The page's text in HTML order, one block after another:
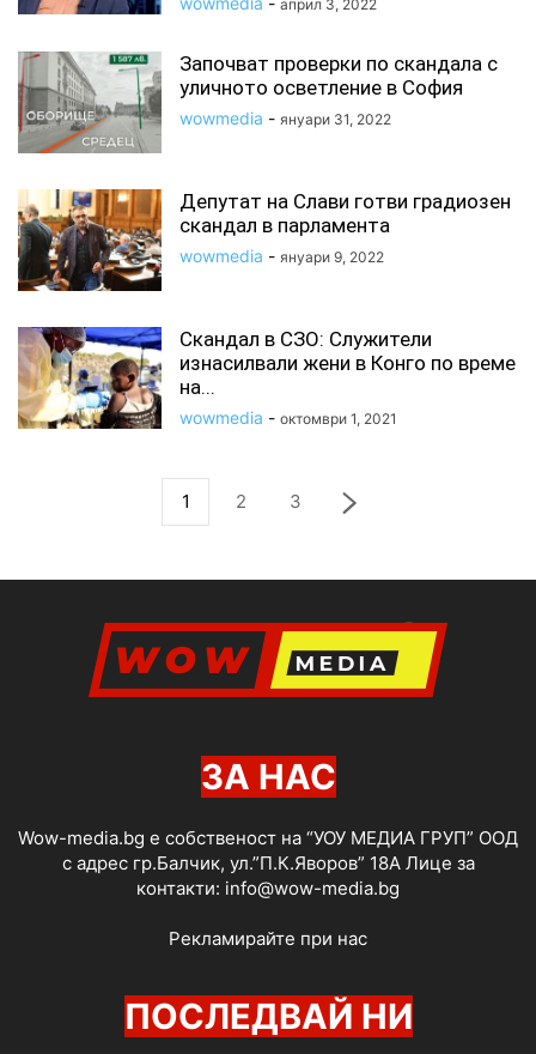
април 3, 2022
Започват проверки по скандала с
уличното осветление в София
wowmedia - януари 31, 2022
Депутат на Слави готви градиозен
скандал в парламента
wowmedia - януари 9, 2022
Скандал в СЗО: Служители
изнасилвали жени в Конго по време
на...
wowmedia - октомври 1, 2021
1 2 3
ЗА НАС
Wow-media.bg е собственост на “УОУ МЕДИА ГРУП” ООД
с адрес гр.Балчик, ул.”П.К.Яворов” 18А Лице за
контакти: info@wow-media.bg
Рекламирайте при нас
ПОСЛЕДВАЙ НИ